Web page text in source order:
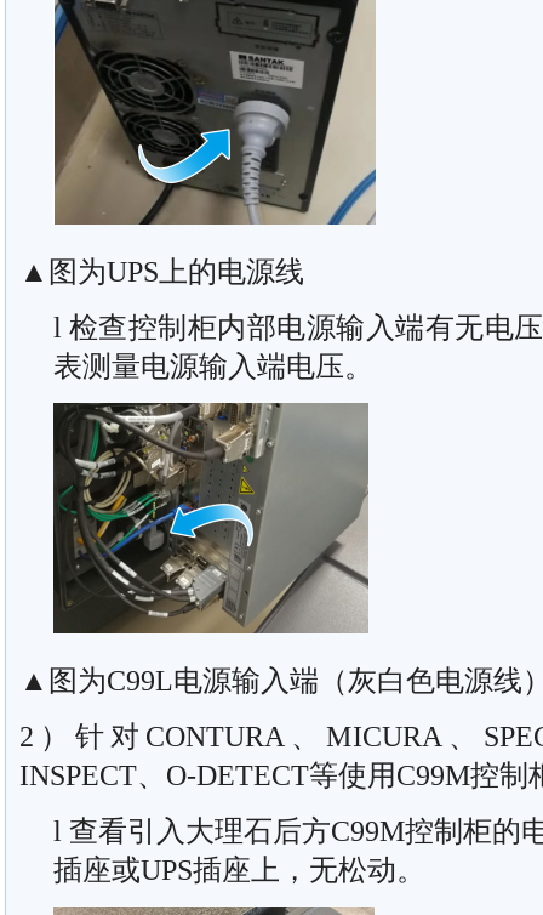
▲图为UPS上的电源线
l 检查控制柜内部电源输入端有无电
表测量电源输入端电压。
▲图为C99L电源输入端（灰白色电源线
2）针对CONTURA、MICURA、
INSPECT、O-DETECT等使用C99M控制
l 查看引入大理石后方C99M控制柜的
插座或UPS插座上，无松动。